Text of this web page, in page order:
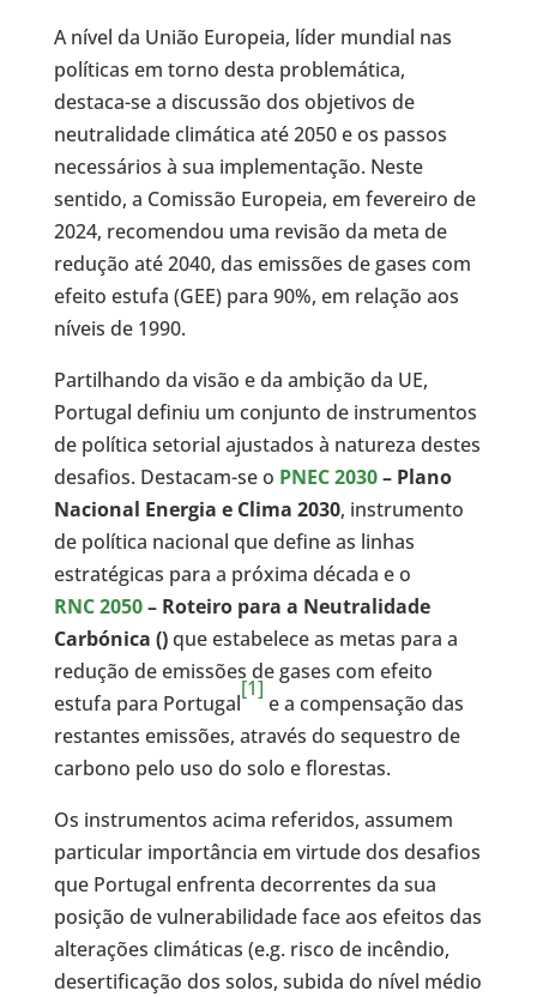
A nível da União Europeia, líder mundial nas
políticas em torno desta problemática,
destaca-se a discussão dos objetivos de
neutralidade climática até 2050 e os passos
necessários à sua implementação. Neste
sentido, a Comissão Europeia, em fevereiro de
2024, recomendou uma revisão da meta de
redução até 2040, das emissões de gases com
efeito estufa (GEE) para 90%, em relação aos
níveis de 1990.
Partilhando da visão e da ambição da UE,
Portugal definiu um conjunto de instrumentos
de política setorial ajustados à natureza destes
desafios. Destacam-se o PNEC 2030– Plano
Nacional Energia e Clima 2030, instrumento
de política nacional que define as linhas
estratégicas para a próxima década e o
RNC 2050– Roteiro para a Neutralidade
Carbónica ()que estabelece as metas para a
redução de emissões de gases com efeito
estufa para Portugal
[1]
e a compensação das
restantes emissões, através do sequestro de
carbono pelo uso do solo e florestas.
Os instrumentos acima referidos, assumem
particular importância em virtude dos desafios
que Portugal enfrenta decorrentes da sua
posição de vulnerabilidade face aos efeitos das
alterações climáticas (e.g. risco de incêndio,
desertificação dos solos, subida do nível médio